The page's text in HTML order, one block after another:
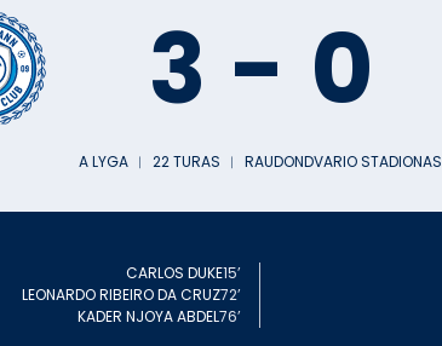
3 - 0
A LYGA ︱ 22 TURAS ︱ RAUDONDVARIO STADIONAS
CARLOS DUKE15’
LEONARDO RIBEIRO DA CRUZ72’
KADER NJOYA ABDEL76’